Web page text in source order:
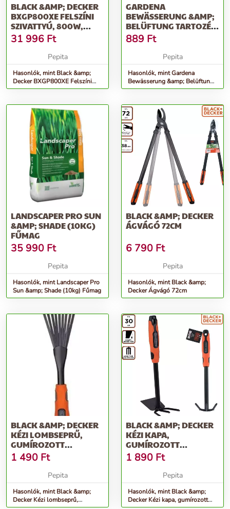
BLACK &AMP; DECKER
BXGP800XE FELSZÍNI
SZIVATTYÚ, 800W,
ÁRAMLÁS 35...
31 996 Ft
Pepita
Hasonlók, mint Black &amp;
Decker BXGP800XE Felszíni
szivattyú, 800W, áramlás 35...
GARDENA
BEWÄSSERUNG &AMP;
BELÜFTUNG TARTOZÉK
KERTI TÓHOZ ÉS
SZÖKŐKÚTHOZ
889 Ft
Pepita
Hasonlók, mint Gardena
Bewässerung &amp; Belüftung
tartozék kerti tóhoz és
LANDSCAPER PRO SUN
&AMP; SHADE (10KG)
FŰMAG
35 990 Ft
Pepita
Hasonlók, mint Landscaper Pro
Sun &amp; Shade (10kg) Fűmag
BLACK &AMP; DECKER
ÁGVÁGÓ 72CM
6 790 Ft
Pepita
Hasonlók, mint Black &amp;
Decker Ágvágó 72cm
BLACK &AMP; DECKER
KÉZI LOMBSEPRŰ,
GUMÍROZOTT
MARKOLAT
1 490 Ft
Pepita
Hasonlók, mint Black &amp;
Decker Kézi lombseprű,
BLACK &AMP; DECKER
KÉZI KAPA,
GUMÍROZOTT
MARKOLAT
1 890 Ft
Pepita
Hasonlók, mint Black &amp;
Decker Kézi kapa, gumírozott